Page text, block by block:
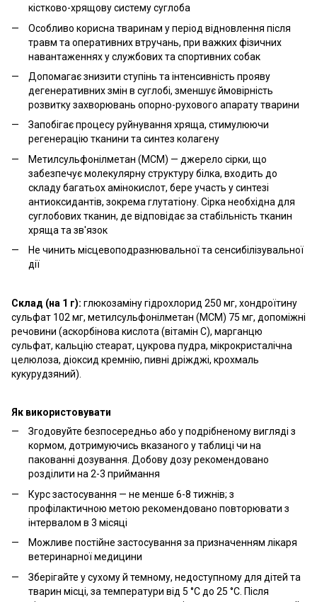
кістково-хрящову систему суглоба
Особливо корисна тваринам у період відновлення після
травм та оперативних втручань, при важких фізичних
навантаженнях у службових та спортивних собак
Допомагає знизити ступінь та інтенсивність прояву
дегенеративних змін в суглобі, зменшує ймовірність
розвитку захворювань опорно-рухового апарату тварини
Запобігає процесу руйнування хряща, стимулюючи
регенерацію тканини та синтез колагену
Метилсульфонілметан (МСМ) — джерело сірки, що
забезпечує молекулярну структуру білка, входить до
складу багатьох амінокислот, бере участь у синтезі
антиоксидантів, зокрема глутатіону. Сірка необхідна для
суглобових тканин, де відповідає за стабільність тканин
хряща та зв'язок
Не чинить місцевоподразнювальної та сенсибілізувальної
дії
Склад (на 1 г): глюкозаміну гідрохлорид 250 мг, хондроїтину
сульфат 102 мг, метилсульфонілметан (МСМ) 75 мг, допоміжні
речовини (аскорбінова кислота (вітамін С), марганцю
сульфат, кальцію стеарат, цукрова пудра, мікрокристалічна
целюлоза, діоксид кремнію, пивні дріжджі, крохмаль
кукурудзяний).
Як використовувати
Згодовуйте безпосередньо або у подрібненому вигляді з
кормом, дотримуючись вказаного у таблиці чи на
пакованні дозування. Добову дозу рекомендовано
розділити на 2-3 приймання
Курс застосування — не менше 6-8 тижнів; з
профілактичною метою рекомендовано повторювати з
інтервалом в 3 місяці
Можливе постійне застосування за призначенням лікаря
ветеринарної медицини
Зберігайте у сухому й темному, недоступному для дітей та
тварин місці, за температури від 5 °С до 25 °С. Після